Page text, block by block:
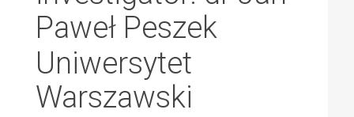
Paweł Peszek
Uniwersytet
Warszawski